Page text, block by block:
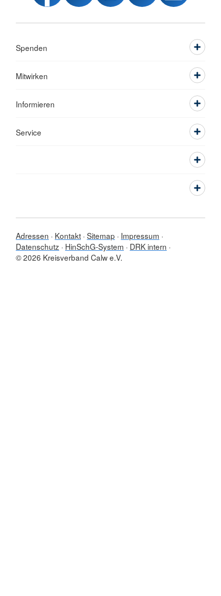
Spenden
Mitwirken
Informieren
Service
Adressen Kontakt Sitemap
Impressum
Datenschutz
HinSchG-System
DRK intern
© 2026 Kreisverband Calw e.V.